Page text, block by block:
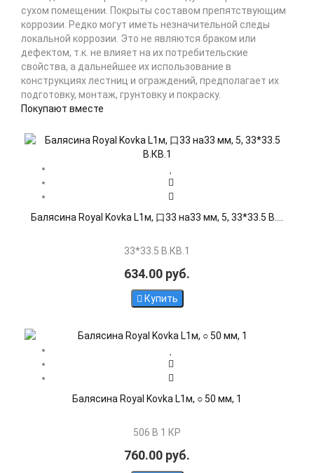
сухом помещении. Покрыты составом препятствующим
коррозии. Редко могут иметь незначительной следы
локальной коррозии. Это не являются браком или
дефектом, т.к. не влияет на их потребительские
свойства, а дальнейшее их использование в
конструкциях лестниц и ограждений, предполагает их
подготовку, монтаж, грунтовку и покраску.
Покупают вместе
Балясина Royal Kovka L1м, 口33 на33 мм, 5, 33*33.5 В....
33*33.5 В.КВ.1
634.00 руб.
Купить
Балясина Royal Kovka L1м, ○ 50 мм, 1
506 В 1 КР
760.00 руб.